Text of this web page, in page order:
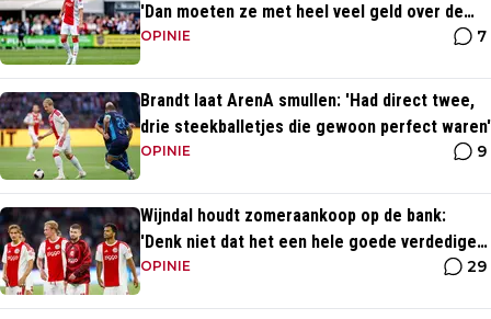
'Dan moeten ze met heel veel geld over de
brug komen'
OPINIE 7
Brandt laat ArenA smullen: 'Had direct twee,
drie steekballetjes die gewoon perfect waren'
OPINIE 9
Wijndal houdt zomeraankoop op de bank:
'Denk niet dat het een hele goede verdediger
is'
OPINIE 29